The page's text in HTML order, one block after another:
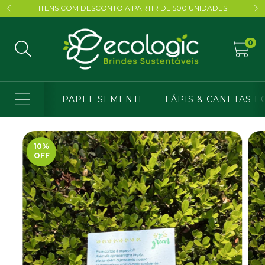
ITENS COM DESCONTO A PARTIR DE 500 UNIDADES
0
PAPEL SEMENTE LÁPIS & CANETAS
10%
OFF